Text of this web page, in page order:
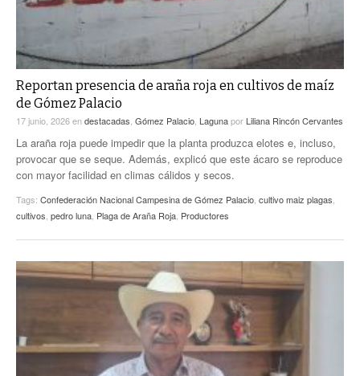
Reportan presencia de araña roja en cultivos de maíz
de Gómez Palacio
17 junio, 2026endestacadas Gómez Palacio Lagunapor Liliana Rincón Cervantes
La araña roja puede impedir que la planta produzca elotes e, incluso,
provocar que se seque. Además, explicó que este ácaro se reproduce
con mayor facilidad en climas cálidos y secos.
Tags: Confederación Nacional Campesina de Gómez Palacio cultivo maiz plagas
cultivos pedro luna Plaga de Araña Roja Productores